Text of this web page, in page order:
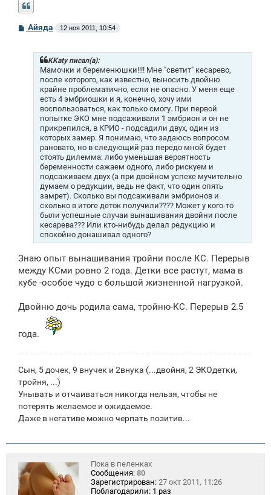
С
о
Айяда 12 ноя 2011, 10:54
KKaty писал(а):
Мамочки и беременюшки!!!! Мне "светит" кесарево,
после которого, как известно, выносить двойню
крайне проблематично, если не опасно. У меня еще
есть 4 эмбриошки и я, конечно, хочу ими
воспользоваться, как только смогу. При первой
попытке ЭКО мне подсаживали 1 эмбрион и он не
прикрепился, в КРИО - подсадили двух, один из
которых замер. Я понимаю, что задаюсь вопросом
рановато, но в следующий раз передо мной будет
стоять дилемма: либо уменьшая вероятность
беременности сажаем одного, либо рискуем и
подсаживаем двух (а при двойном успехе мучительно
думаем о редукции, ведь не факт, что один опять
замрет). Сколько вы подсаживали эмбрионов и
сколько в итоге деток получили???? Может у кого-то
были успешные случаи вынашивания двойни после
кесарева??? Или кто-нибудь делал редукцию и
спокойно донашивал одного?
Знаю опыт вынашивания тройни после КС. Перерыв
между КСми ровно 2 года. Детки все растут, мама в
кубе -особое чудо с большой жизненной нагрузкой.
Двойню дочь родила сама, тройню-КС. Перерыв 2.5
года.
Сын, 5 дочек, 9 внучек и 2внука (...двойня, 2 ЭКОдетки,
тройня, ...)
Унывать и отчаиваться никогда нельзя, чтобы не
потерять желаемое и ожидаемое.
Даже в негативе можно черпать позитив...
Пока в пеленках
Сообщения: 80
Зарегистрирован: 27 окт 2011, 11:26
Поблагодарили: 1 раз